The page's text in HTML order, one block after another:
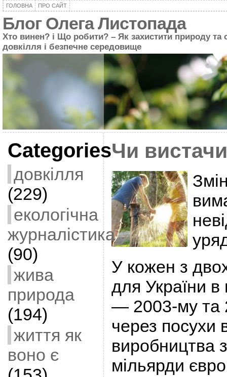
ГОЛОВНА ПРО САЙТ
Блог Олега Листопада
Хто винен? і Що робити? – Як захистити природу та
довкілля і безпечне середовище
Categories
довкілля
(229)
екологічна
журналістика
(90)
жива
природа
(194)
життя як
воно є
Чи
У кожен з
для України в
— 2003-му
через посухи
виробництва
мільярди